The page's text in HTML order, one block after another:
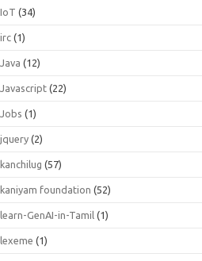
IoT (34)
irc (1)
Java (12)
Javascript (22)
Jobs (1)
jquery (2)
kanchilug (57)
kaniyam foundation (52)
learn-GenAI-in-Tamil (1)
lexeme (1)